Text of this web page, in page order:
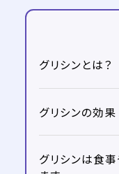
グリシンとは？
グリシンの効果
グリシンは食